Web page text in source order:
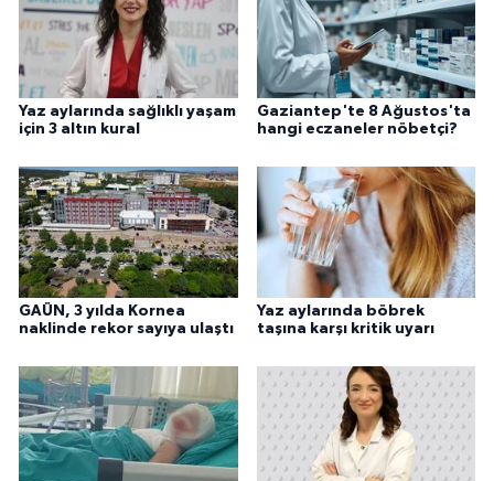
Yaz aylarında sağlıklı yaşam
için 3 altın kural
Gaziantep'te 8 Ağustos'ta
hangi eczaneler nöbetçi?
GAÜN, 3 yılda Kornea
naklinde rekor sayıya ulaştı
Yaz aylarında böbrek
taşına karşı kritik uyarı